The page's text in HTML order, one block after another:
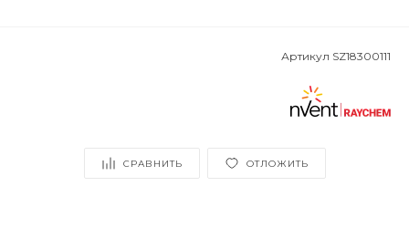
Артикул SZ18300111
СРАВНИТЬ ОТЛОЖИТЬ